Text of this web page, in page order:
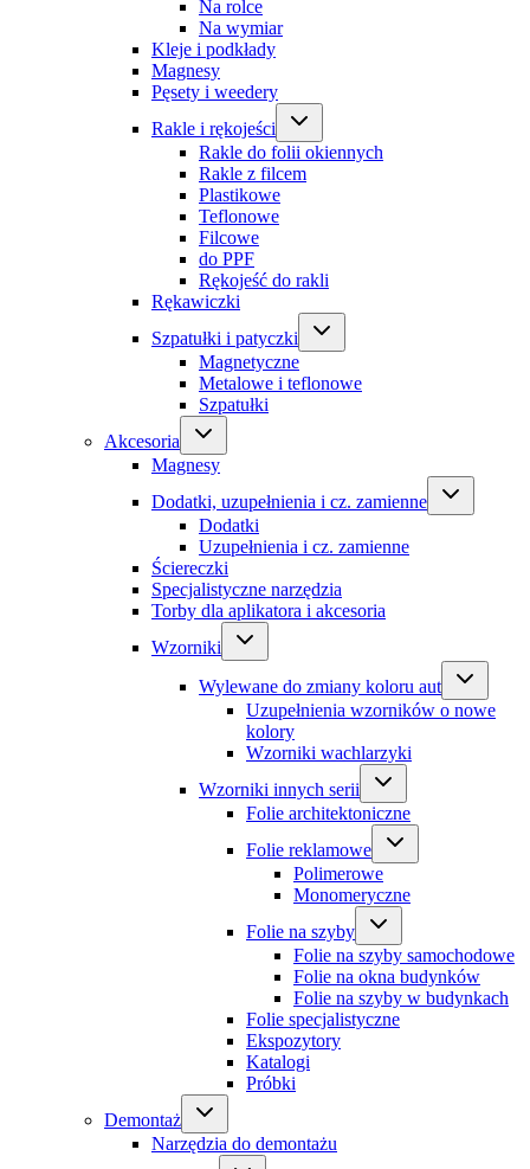
Na rolce
Na wymiar
Kleje i podkłady
Magnesy
Pęsety i weedery
Rakle i rękojeści
Rakle do folii okiennych
Rakle z filcem
Plastikowe
Teflonowe
Filcowe
do PPF
Rękojeść do rakli
Rękawiczki
Szpatułki i patyczki
Magnetyczne
Metalowe i teflonowe
Szpatułki
Akcesoria
Magnesy
Dodatki, uzupełnienia i cz. zamienne
Dodatki
Uzupełnienia i cz. zamienne
Ściereczki
Specjalistyczne narzędzia
Torby dla aplikatora i akcesoria
Wzorniki
Wylewane do zmiany koloru aut
Uzupełnienia wzorników o nowe
kolory
Wzorniki wachlarzyki
Wzorniki innych serii
Folie architektoniczne
Folie reklamowe
Polimerowe
Monomeryczne
Folie na szyby
Folie na szyby samochodowe
Folie na okna budynków
Folie na szyby w budynkach
Folie specjalistyczne
Ekspozytory
Katalogi
Próbki
Demontaż
Narzędzia do demontażu